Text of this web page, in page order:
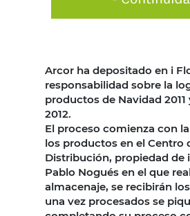
Arcor ha depositado en i
responsabilidad sobre la
productos de Navidad 2011
2012.
El proceso comienza con
los productos en el Centro
Distribución, propiedad de
Pablo Nogués en el que
almacenaje, se recibirán
una vez procesados se